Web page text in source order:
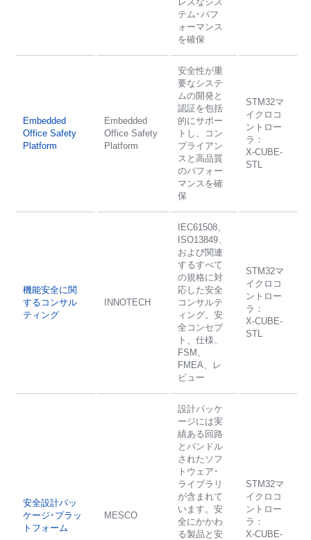
テム･パフ
ォーマンス
を確保
Embedded
Office Safety
Platform
Embedded
Office Safety
Platform
安全性が重
要なシステ
ムの開発と
認証を包括
的にサポー
トし、コン
プライアン
スと高品質
のパフォー
マンスを確
保
STM32マ
イクロコ
ントロー
ラ：
X-CUBE-
STL
機能安全に関
するコンサル
ティング
INNOTECH
IEC61508、
ISO13849、
および関連
するすべて
の規格に対
応した安全
コンサルテ
ィング。安
全コンセプ
ト、仕様、
FSM、
FMEA、レ
ビュー
STM32マ
イクロコ
ントロー
ラ：
X-CUBE-
STL
安全設計パッ
ケージ･プラッ
トフォーム
MESCO
設計パッケ
ージには実
績ある回路
とバンドル
されたソフ
トウェア･
ライブラリ
が含まれて
います。安
全にかかわ
る製品と安
STM32マ
イクロコ
ントロー
ラ：
X-CUBE-